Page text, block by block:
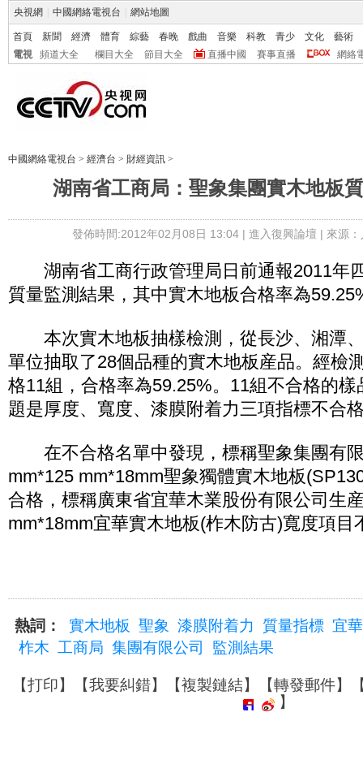
央視網 中國網絡電視台 網站地圖
首頁 新聞 經濟 體育 綜藝 春晚 戲曲 音樂 科教 青少 文化
藝術
電視
頻道大全 欄目大全 節目大全 直播中國 賽事直播 網絡
中國網絡電視台 > 經濟台 > 財經資訊 >
湖南省工商局：聖象集團實木地板
發佈時間:2012年02月08日 13:04 | 進入復興論壇 | 來源
湖南省工商行政管理局日前通報2011年
質量監測結果，其中實木地板合格率為
本次實木地板抽樣檢測，從長沙、湘潭
單位抽取了28個品種的實木地板産品。經檢
格11組，合格率為59.25%。11組不合格的
題是厚度、寬度、漆膜附着力三項指標不合
在不合格名單中發現，標稱聖象集團有
mm*125 mm*18mm聖象獨體實木地板
合格，標稱廣東省宜華木業股份有限公司生
mm*18mm宜華實木地板(柞木防古)寬度項目
熱詞： 實木地板 聖象 漆膜附着力 質量指標 宜華
柞木 工商局 集團有限公司 監測結果
【打印】【我要糾錯】【複製鏈結】【轉發郵件】
】